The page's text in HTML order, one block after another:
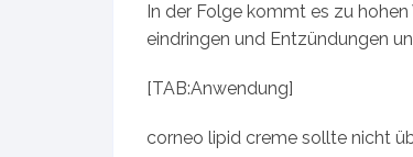
In der Folge kommt es zu
eindringen und Entzündungen
[TAB:Anwendung]
corneo lipid creme sollte nicht